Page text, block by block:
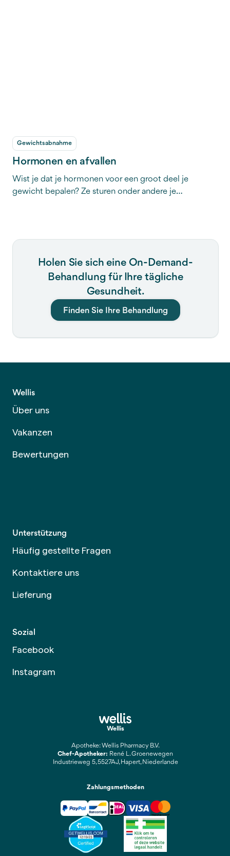
Gewichtsabnahme
Hormonen en afvallen
Wist je dat je hormonen voor een groot deel je
gewicht bepalen? Ze sturen onder andere je
Het goede nieuws? Je kunt je hormonen in jouw
hormonen je vetverbranding, eetlust en energieniveau
beïnvloeden, en geven we praktische tips om je
hormonale balans te herstellen, zodat je succesvol af
kunt vallen.
Holen Sie sich eine On-Demand-
Behandlung für Ihre tägliche
Gesundheit.
Finden Sie Ihre Behandlung
Wellis
Über uns
Vakanzen
Bewertungen
Unterstützung
Häufig gestellte Fragen
Kontaktiere uns
Lieferung
Sozial
Facebook
Instagram
Wellis
Apotheke: Wellis Pharmacy B.V.
Chef-Apotheker: René L. Groenewegen
Industrieweg 5, 5527AJ, Hapert, Niederlande
Zahlungsmethoden